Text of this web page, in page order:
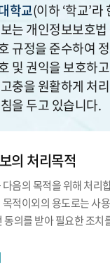
학교(이하 ‘학교’
는 개인정보보호
규정을 준수하여
및 권익을 보호하
충을 원활하게 처
을 두고 있습니다.
의 처리목적
음의 목적을 위해 처리
적이외의 용도로는 사
동의를 받아 필요한 조치